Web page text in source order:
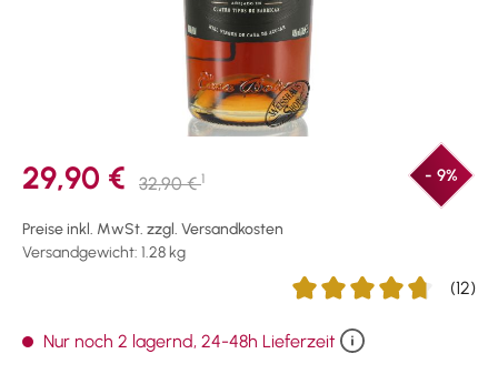
29,90 € 32,90 €1 - 9%
Preise inkl. MwSt. zzgl. Versandkosten
Versandgewicht: 1.28 kg
(12)
Nur noch 2 lagernd, 24-48h Lieferzeit